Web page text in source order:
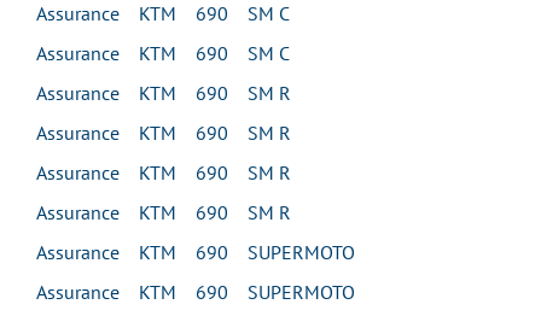
Assurance KTM 690 SM C
Assurance KTM 690 SM C
Assurance KTM 690 SM R
Assurance KTM 690 SM R
Assurance KTM 690 SM R
Assurance KTM 690 SM R
Assurance KTM 690 SUPERMOTO
Assurance KTM 690 SUPERMOTO